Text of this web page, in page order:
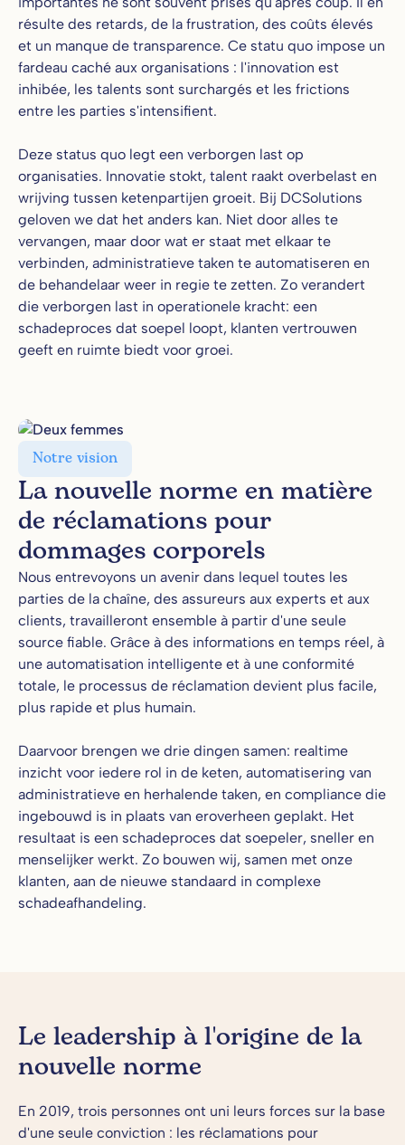
résulte des retards, de la frustration, des coûts élevés
et un manque de transparence. Ce statu quo impose un
fardeau caché aux organisations : l'innovation est
inhibée, les talents sont surchargés et les frictions
entre les parties s'intensifient.
Deze status quo legt een verborgen last op
organisaties. Innovatie stokt, talent raakt overbelast en
wrijving tussen ketenpartijen groeit. Bij DCSolutions
geloven we dat het anders kan. Niet door alles te
vervangen, maar door wat er staat met elkaar te
verbinden, administratieve taken te automatiseren en
de behandelaar weer in regie te zetten. Zo verandert
die verborgen last in operationele kracht: een
schadeproces dat soepel loopt, klanten vertrouwen
geeft en ruimte biedt voor groei.
Notre vision
La nouvelle norme en matière
de réclamations pour
dommages corporels
Nous entrevoyons un avenir dans lequel toutes les
parties de la chaîne, des assureurs aux experts et aux
clients, travailleront ensemble à partir d'une seule
source fiable. Grâce à des informations en temps réel, à
une automatisation intelligente et à une conformité
totale, le processus de réclamation devient plus facile,
plus rapide et plus humain.
Daarvoor brengen we drie dingen samen: realtime
inzicht voor iedere rol in de keten, automatisering van
administratieve en herhalende taken, en compliance die
ingebouwd is in plaats van eroverheen geplakt. Het
resultaat is een schadeproces dat soepeler, sneller en
menselijker werkt. Zo bouwen wij, samen met onze
klanten, aan de nieuwe standaard in complexe
schadeafhandeling.
Le leadership à l'origine de la
nouvelle norme
En 2019, trois personnes ont uni leurs forces sur la base
d'une seule conviction : les réclamations pour